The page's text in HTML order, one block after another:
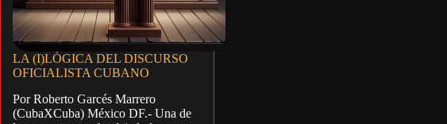
LA (I)LÓGICA DEL DISCURSO
OFICIALISTA CUBANO
Por Roberto Garcés Marrero
(CubaXCuba) México DF.- Una de